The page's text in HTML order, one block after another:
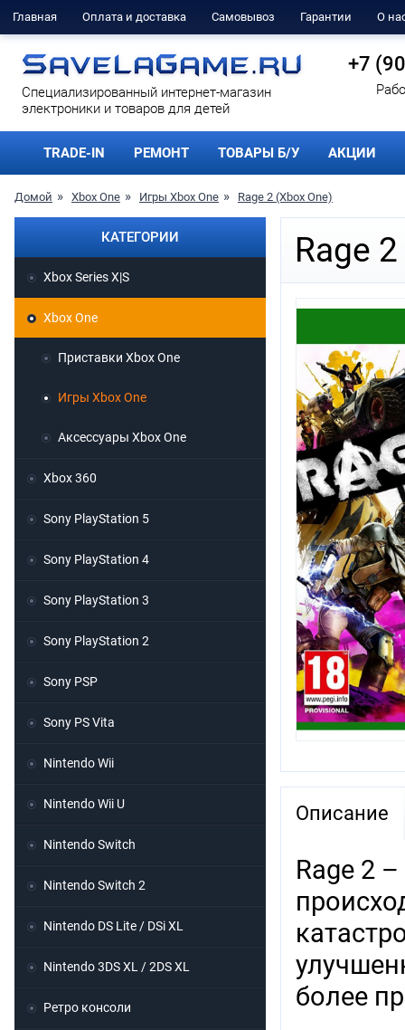
Главная Оплата и доставка Самовывоз Гарантии О
Cпециализированный интернет-магазин
электроники и товаров для детей
+7
TRADE-IN РЕМОНТ ТОВАРЫ Б/У АКЦИИ
Домой Xbox One Игры Xbox One Rage 2 (Xbox One)
Rage
Описание
Rage 2
более
КАТЕГОРИИ
Xbox Series X|S
Xbox One
Приставки Xbox One
Игры Xbox One
Аксессуары Xbox One
Xbox 360
Sony PlayStation 5
Sony PlayStation 4
Sony PlayStation 3
Sony PlayStation 2
Sony PSP
Sony PS Vita
Nintendo Wii
Nintendo Wii U
Nintendo Switch
Nintendo Switch 2
Nintendo DS Lite / DSi XL
Nintendo 3DS XL / 2DS XL
Ретро консоли